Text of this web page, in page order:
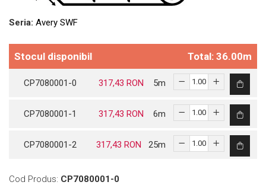
Supralaminare
Polimeric
Speciale
Benzi adezive
Folie termo transfer
Seria: Avery SWF
Stocul disponibil Total: 36.00m
CP7080001-0 317,43 RON 5m
CP7080001-1 317,43 RON 6m
CP7080001-2 317,43 RON 25m
Cod Produs: CP7080001-0